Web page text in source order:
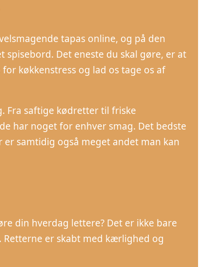
tapas online, og på den
Det eneste du skal gøre, er at
køkkenstress og lad os tage os af
Fra saftige kødretter til friske
har noget for enhver smag. Det bedste
samtidig også meget andet man kan
din hverdag lettere? Det er ikke bare
Retterne er skabt med kærlighed og